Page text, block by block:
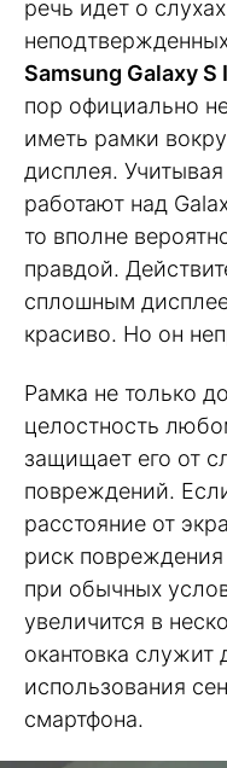
речь идет о
Samsung Galaxy S
пор официально
иметь рамки
дисплея.
работают над
то вполне
правдой.
сплошным
красиво. Но он
Рамка не только
целостность
защищает его от
повреждений.
расстояние от
риск повреждения
при обычных
увеличится в
окантовка служит
использования
смартфона.